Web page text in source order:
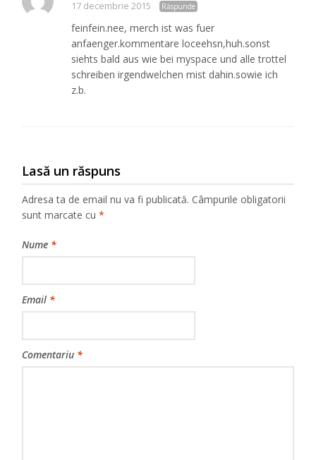
17 decembrie 2015 Răspunde
feinfein.nee, merch ist was fuer
anfaenger.kommentare loceehsn,huh.sonst
siehts bald aus wie bei myspace und alle trottel
schreiben irgendwelchen mist dahin.sowie ich
z.b.
Lasă un răspuns
Adresa ta de email nu va fi publicată. Câmpurile obligatorii
sunt marcate cu*
Nume *
Email *
Comentariu *